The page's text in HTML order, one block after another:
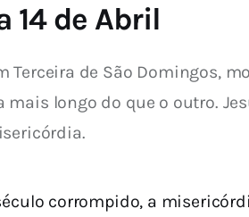
14 de Abril
de São Domingos,
longo do que o outro.
corrompido, a